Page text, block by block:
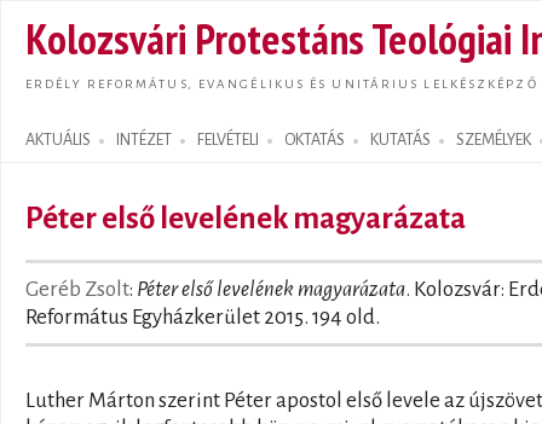
Kolozsvári Protestáns Teológiai
ERDÉLY REFORMÁTUS, EVANGÉLIKUS ÉS UNITÁRIUS LELKÉSZKÉPZŐ
AKTUÁLIS INTÉZET FELVÉTELI OKTATÁS KUTATÁS SZEMÉLYEK
Search form
Péter első levelének magyarázata
Geréb Zsolt: Péter első levelének magyarázata. Kolozsvár:
Református Egyházkerület 2015. 194 old.
Luther Márton szerint Péter apostol első levele az